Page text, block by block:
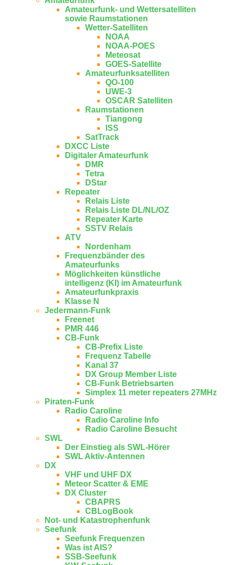
Amateurfunk- und Wettersatelliten
sowie Raumstationen
Wetter-Satelliten
NOAA
NOAA-POES
Meteosat
GOES-Satellite
Amateurfunksatelliten
QO-100
UWE-3
OSCAR Satelliten
Raumstationen
Tiangong
ISS
SatTrack
DXCC Liste
Digitaler Amateurfunk
DMR
Tetra
DStar
Repeater
Relais Liste
Relais Liste DL/NL/OZ
Repeater Karte
SSTV Relais
ATV
Nordenham
Frequenzbänder des
Amateurfunks
Möglichkeiten künstliche
intelligenz (KI) im Amateurfunk
Amateurfunkpraxis
Klasse N
Jedermann-Funk
Freenet
PMR 446
CB-Funk
CB-Prefix Liste
Frequenz Tabelle
Kanal 37
DX Group Member Liste
CB-Funk Betriebsarten
Simplex 11 meter repeaters 27MHz
Piraten-Funk
Radio Caroline
Radio Caroline Info
Radio Caroline Besucht
SWL
Der Einstieg als SWL-Hörer
SWL Aktiv-Antennen
DX
VHF und UHF DX
Meteor Scatter & EME
DX Cluster
CBAPRS
CBLogBook
Not- und Katastrophenfunk
Seefunk
Seefunk Frequenzen
Was ist AIS?
SSB-Seefunk